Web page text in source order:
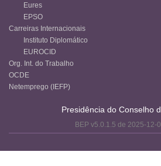
Eures
EPSO
Carreiras Internacionais
Instituto Diplomático
EUROCID
Org. Int. do Trabalho
OCDE
Netemprego (IEFP)
Presidência do Conselho
BEP v5.0.1.5 de 2025-12-